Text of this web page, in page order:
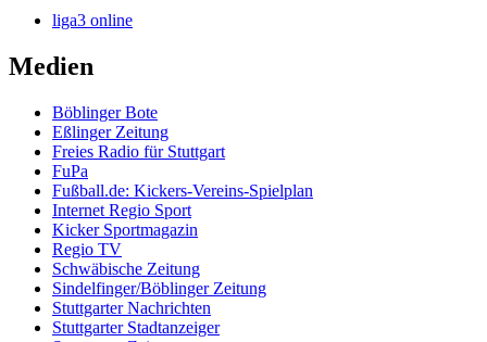
liga3 online
Medien
Böblinger Bote
Eßlinger Zeitung
Freies Radio für Stuttgart
FuPa
Fußball.de: Kickers-Vereins-Spielplan
Internet Regio Sport
Kicker Sportmagazin
Regio TV
Schwäbische Zeitung
Sindelfinger/Böblinger Zeitung
Stuttgarter Nachrichten
Stuttgarter Stadtanzeiger